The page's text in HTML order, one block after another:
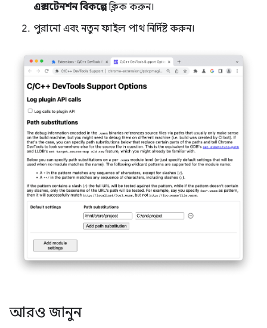
এক্সটেনশন বিকল্পেক্লিক করুন।
পুরানো এবং নতুন ফাইল পাথ নির্দিষ্ট করুন।
আরও জানুন